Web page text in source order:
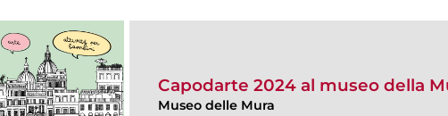
Capodarte 2024 al museo della
Museo delle Mura